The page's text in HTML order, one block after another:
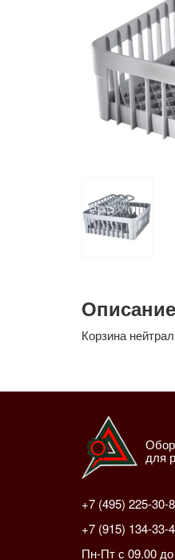
Корзина
для
+7 (495) 225-30-
+7 (915) 134-33-
Пн-Пт с 09.00